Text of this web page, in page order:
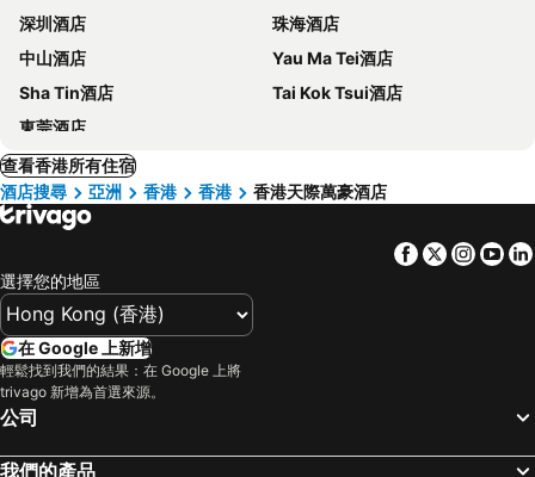
深圳酒店
珠海酒店
中山酒店
Yau Ma Tei酒店
Sha Tin酒店
Tai Kok Tsui酒店
東莞酒店
查看香港所有住宿
酒店搜尋
亞洲 香港 香港 香港天際萬豪酒店
Facebook
Twitter
選擇您的地區
在 Google 上新增
輕鬆找到我們的結果：在 Google 上將
trivago 新增為首選來源。
公司
我們的產品